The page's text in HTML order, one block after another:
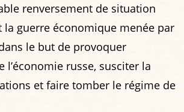
renversement de situation
guerre économique menée par
le but de provoquer
l’économie russe, susciter la
et faire tomber le régime de